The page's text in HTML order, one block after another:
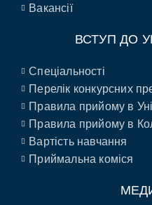
Вакансії
ВСТУП ДО
Спеціальності
Перелік конкурсних
Правила прийому в
Правила прийому в
Вартість навчання
Приймальна коміся